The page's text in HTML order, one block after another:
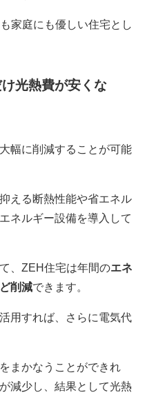
家庭にも優しい住宅とし
光熱費が安くな
幅に削減することが可能
える断熱性能や省エネル
ネルギー設備を導入して
、ZEH住宅は年間のエネ
削減できます。
用すれば、さらに電気代
まかなうことができれ
減少し、結果として光熱